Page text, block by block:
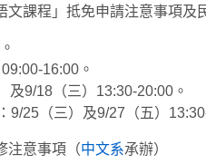
文課程」抵免申請注意事項及
16:00。
及9/18（三）13:30-20:00。
9/25（三）及9/27（五）
注意事項（中文系承辦）